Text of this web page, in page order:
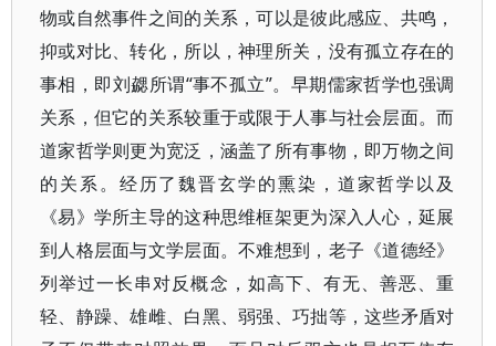
物或自然事件之间的关系，可以是彼此感应、共鸣，
抑或对比、转化，所以，神理所关，没有孤立存在的
事相，即刘勰所谓“事不孤立”。早期儒家哲学也强调
关系，但它的关系较重于或限于人事与社会层面。而
道家哲学则更为宽泛，涵盖了所有事物，即万物之间
的关系。经历了魏晋玄学的熏染，道家哲学以及
《易》学所主导的这种思维框架更为深入人心，延展
到人格层面与文学层面。不难想到，老子《道德经》
列举过一长串对反概念，如高下、有无、善恶、重
轻、静躁、雄雌、白黑、弱强、巧拙等，这些矛盾对